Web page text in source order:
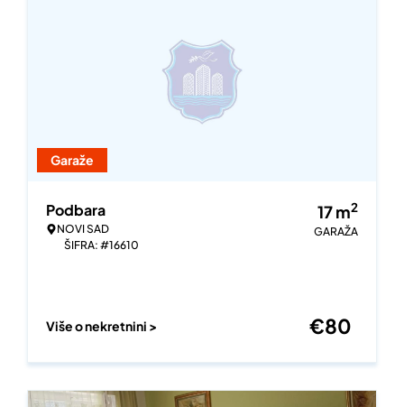
Garaže
Podbara
NOVI SAD
ŠIFRA: #16610
17m2
GARAŽA
Više o nekretnini > €80